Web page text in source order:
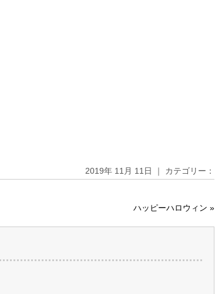
2019年 11月 11日 ｜ カテゴリー：
ハッピーハロウィン »